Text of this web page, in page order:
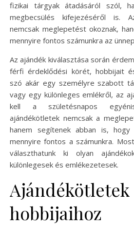
fizikai tárgyak átadásáról szól,
megbecsülés kifejezéséről is.
nemcsak meglepetést okoznak,
mennyire fontos számunkra az
Az ajándék kiválasztása során
férfi érdeklődési körét, hobbijait
szó akár egy személyre szabott
vagy egy különleges emlékről, az
kell a születésnapos
ajándékötletek nemcsak a
hanem segítenek abban is,
mennyire fontos a számunkra.
választhatunk ki olyan
különlegesek és emlékezetesek.
hobbijaihoz